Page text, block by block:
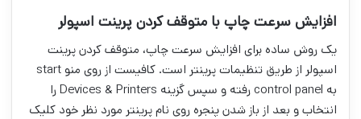
افزایش سرعت چاپ با متوقف کردن پرینت اسپولر
یک روش ساده برای افزایش سرعت چاپ، متوقف کردن پرینت
اسپولر از طریق تنظیمات پرینتر است. کافیست از روی منو start
به control panel رفته و سپس گزینه Devices & Printers را
انتخاب و بعد از باز شدن پنجره روی نام پرینتر مورد نظر خود کلیک